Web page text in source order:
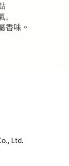
。
香味。
Ltd.